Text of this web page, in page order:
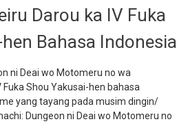
Darou ka IV Fuka
Bahasa Indonesia
ni Deai wo Motomeru no wa
Shou Yakusai-hen bahasa
yang tayang pada musim dingin/
Dungeon ni Deai wo Motomeru no